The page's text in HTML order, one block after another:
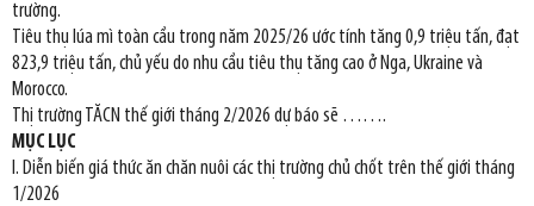
trường.
Tiêu thụ lúa mì toàn cầu trong năm 2025/26 ước tính tăng 0,9 triệu tấn, đạt
823,9 triệu tấn, chủ yếu do nhu cầu tiêu thụ tăng cao ở Nga, Ukraine và
Morocco.
Thị trường TĂCN thế giới tháng 2/2026 dự báo sẽ …….
MỤC LỤC
I. Diễn biến giá thức ăn chăn nuôi các thị trường chủ chốt trên thế giới tháng
1/2026